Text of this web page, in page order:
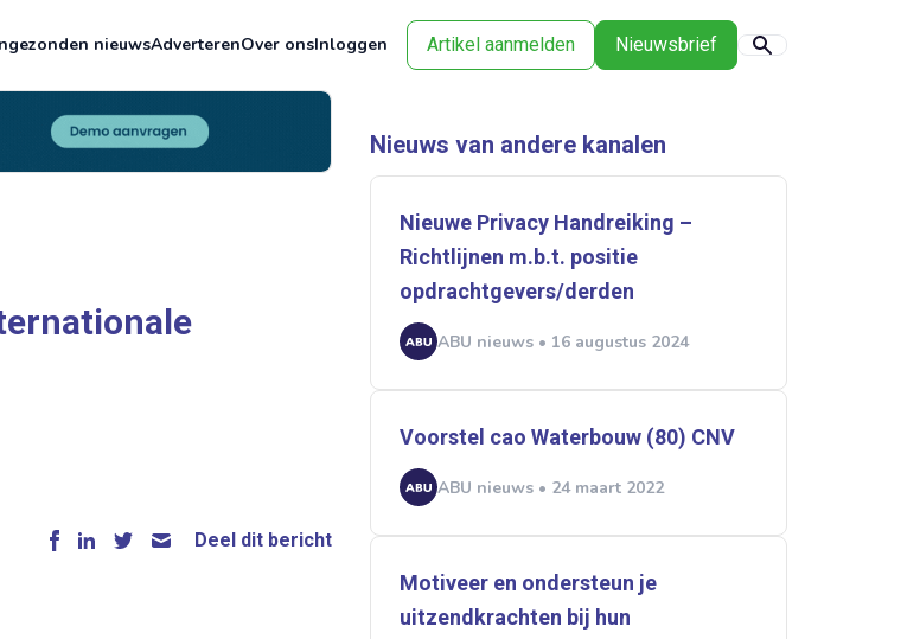
nieuwsAdverterenOver onsInloggen Artikel aanmelden Nieuwsbrief
Deel dit bericht
Nieuws van andere kanalen
Nieuwe Privacy Handreiking –
Richtlijnen m.b.t. positie
opdrachtgevers/derden
ABU nieuws • 16 augustus 2024
Voorstel cao Waterbouw (80) CNV
ABU nieuws • 24 maart 2022
Motiveer en ondersteun je
uitzendkrachten bij hun